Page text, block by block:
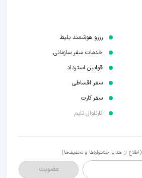
رزرو هوشمند بلیط
خدمات سفر سازمانی
قوانین استرداد
سفر اقساطی
سفر کارت
کارناوال تایم
(اطلاع از هدایا جشنواره‌ها و تخفیف‌ها)
عضویت